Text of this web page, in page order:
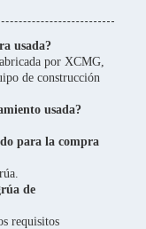
usada?
por XCMG,
de construcción
usada?
para la compra
de
requisitos